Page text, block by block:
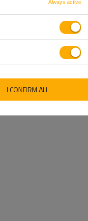
Always active
I CONFIRM ALL